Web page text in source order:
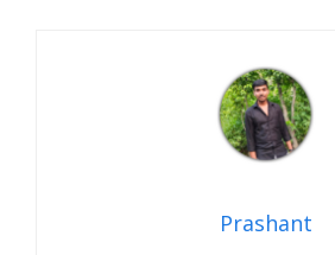
Prashant